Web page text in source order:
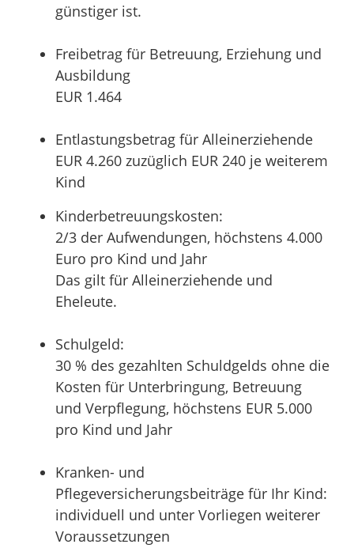
günstiger ist.
Freibetrag für Betreuung, Erziehung und
Ausbildung
EUR 1.464
Entlastungsbetrag für Alleinerziehende
EUR 4.260 zuzüglich EUR 240 je weiterem
Kind
Kinderbetreuungskosten:
2/3 der Aufwendungen, höchstens 4.000
Euro pro Kind und Jahr
Das gilt für Alleinerziehende und
Eheleute.
Schulgeld:
30 % des gezahlten Schuldgelds ohne die
Kosten für Unterbringung, Betreuung
und Verpflegung, höchstens EUR 5.000
pro Kind und Jahr
Kranken- und
Pflegeversicherungsbeiträge für Ihr Kind:
individuell und unter Vorliegen weiterer
Voraussetzungen